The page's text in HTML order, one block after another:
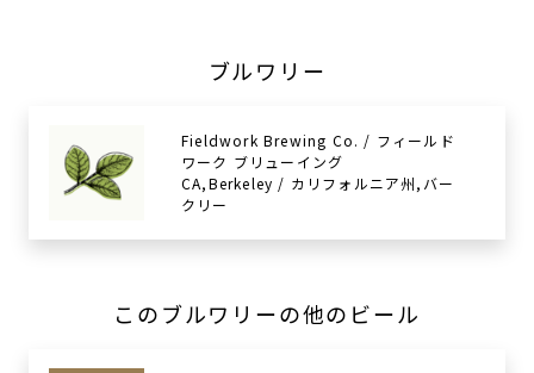
ブルワリー
Fieldwork Brewing Co. / フィールド
ワーク ブリューイング
CA,Berkeley / カリフォルニア州,バー
クリー
このブルワリーの他のビール